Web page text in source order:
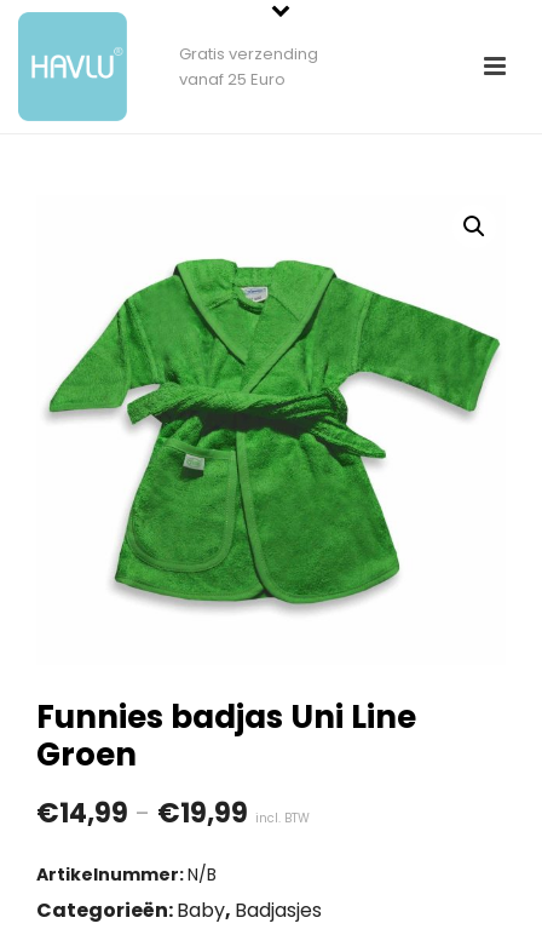
Gratis verzending
vanaf 25 Euro
Funnies badjas Uni Line
Groen
€14,99 - €19,99 Prijsklasse:
€19,99
incl. BTW
Artikelnummer:N/B
Categorieën:Baby, Badjasjes